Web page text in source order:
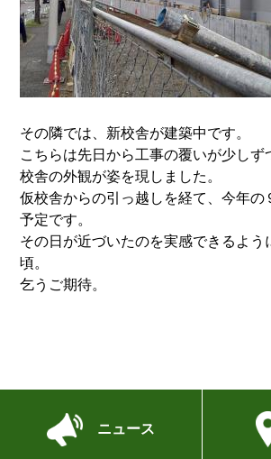
その隣では、新校舎が建築中です。
こちらは先日から工事の覆いが少しず
校舎の外観が姿を現しました。
仮校舎からの引っ越しを経て、今年の
予定です。
その日が近づいたのを実感できるよう
頃。
乞うご期待。
ニュース